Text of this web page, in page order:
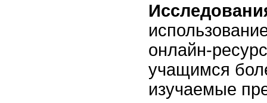
онлайн-
учащимся
изучаемые